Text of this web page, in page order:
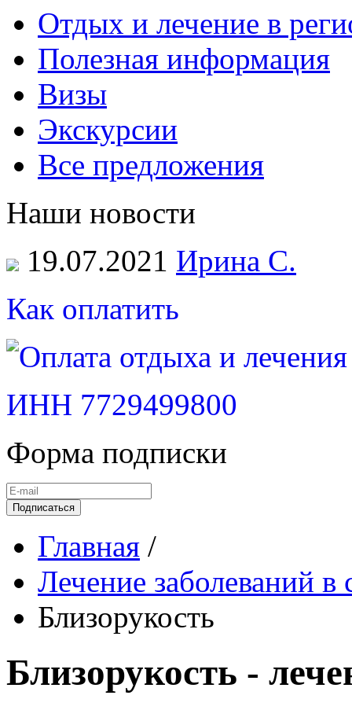
Отдых и лечение в
Полезная информация
Визы
Экскурсии
Все предложения
Наши новости
19.07.2021 Ирина С.
Как оплатить
ИНН 7729499800
Форма подписки
Подписаться
Главная /
Лечение заболеваний
Близорукость
Близорукость -